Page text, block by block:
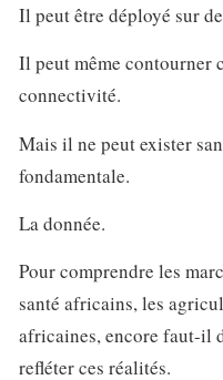
Il peut être déployé sur
Il peut même contourner
connectivité.
Mais il ne peut exister
fondamentale.
La donnée.
Pour comprendre les
santé africains, les
africaines, encore faut-il
refléter ces réalités.